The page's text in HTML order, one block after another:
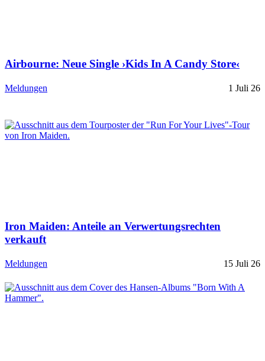
Airbourne: Neue Single ›Kids In A Candy Store‹
Meldungen 1 Juli 26
Iron Maiden: Anteile an Verwertungsrechten
verkauft
Meldungen 15 Juli 26